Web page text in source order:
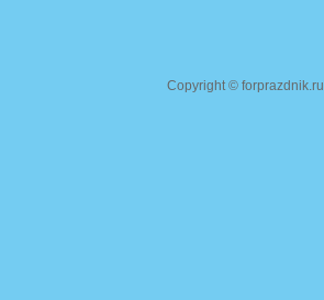
Copyright © forprazdnik.ru